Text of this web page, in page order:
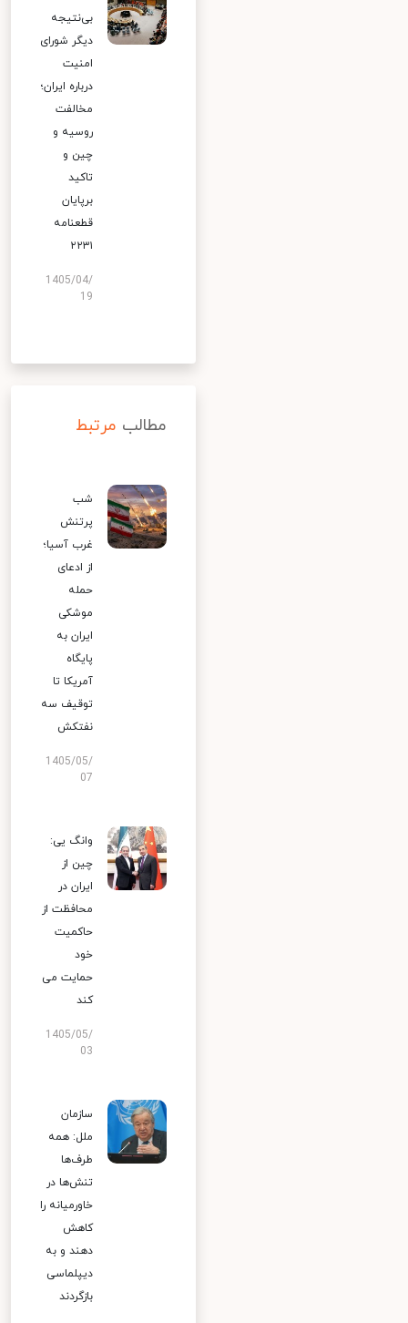
بی‌نتیجه
دیگر شورای
امنیت
درباره ایران؛
مخالفت
روسیه و
چین و
تاکید
برپایان
قطعنامه
۲۲۳۱
1405/04/
19
مطالب مرتبط
شب
پرتنش
غرب آسیا؛
از ادعای
حمله
موشکی
ایران به
پایگاه
آمریکا تا
توقیف سه
نفتکش
1405/05/
07
وانگ یی:
چین از
ایران در
محافظت از
حاکمیت
خود
حمایت می
کند
1405/05/
03
سازمان
ملل: همه
طرف‌ها
تنش‌ها در
خاورمیانه را
کاهش
دهند و به
دیپلماسی
بازگردند